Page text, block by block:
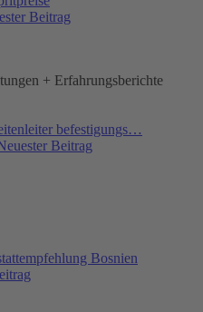
Beitrag
+ Erfahrungsberichte
befestigungs…
Beitrag
Bosnien